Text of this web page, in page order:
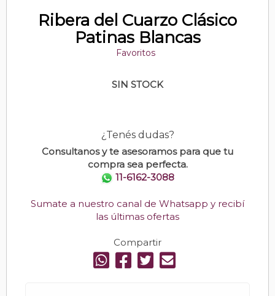
Ribera del Cuarzo Clásico
Patinas Blancas
Favoritos
SIN STOCK
¿Tenés dudas?
Consultanos y te asesoramos para que tu
compra sea perfecta.
11-6162-3088
Sumate a nuestro canal de Whatsapp y recibí
las últimas ofertas
Compartir